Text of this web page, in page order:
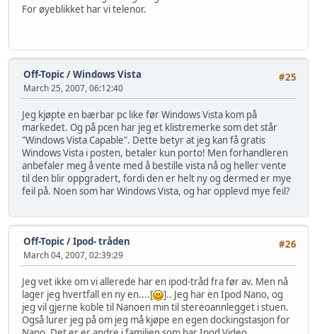
For øyeblikket har vi telenor.
#25
Off-Topic/Windows Vista
March 25, 2007, 06:12:40
Jeg kjøpte en bærbar pc like før Windows Vista kom på
markedet. Og på pcen har jeg et klistremerke som det står
"Windows Vista Capable". Dette betyr at jeg kan få gratis
Windows Vista i posten, betaler kun porto! Men forhandleren
anbefaler meg å vente med å bestille vista nå og heller vente
til den blir oppgradert, fordi den er helt ny og dermed er mye
feil på. Noen som har Windows Vista, og har opplevd mye feil?
#26
Off-Topic/Ipod- tråden
March 04, 2007, 02:39:29
Jeg vet ikke om vi allerede har en ipod-tråd fra før av. Men nå
lager jeg hvertfall en ny en....[
].. Jeg har en Ipod Nano, og
jeg vil gjerne koble til Nanoen min til stereoannlegget i stuen.
Også lurer jeg på om jeg må kjøpe en egen dockingstasjon for